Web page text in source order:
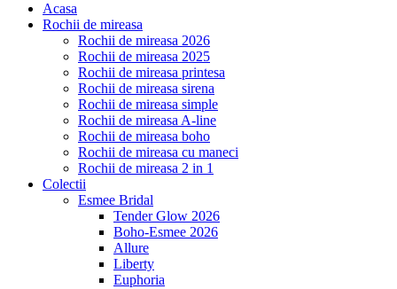
Acasa
Rochii de mireasa
Rochii de mireasa 2026
Rochii de mireasa 2025
Rochii de mireasa printesa
Rochii de mireasa sirena
Rochii de mireasa simple
Rochii de mireasa A-line
Rochii de mireasa boho
Rochii de mireasa cu maneci
Rochii de mireasa 2 in 1
Colectii
Esmee Bridal
Tender Glow 2026
Boho-Esmee 2026
Allure
Liberty
Euphoria